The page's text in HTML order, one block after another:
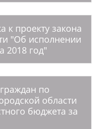
к проекту закона
"Об исполнении
2018 год"
по
области
бюджета за